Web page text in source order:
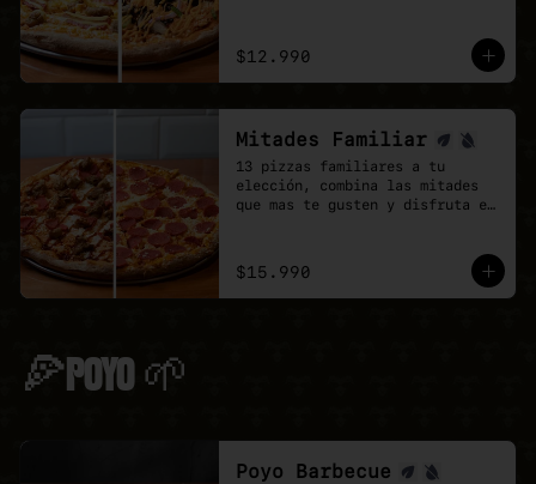
$12.990
Mitades Familiar
13 pizzas familiares a tu
elección, combina las mitades
que mas te gusten y disfruta el
$15.990
🍕POYO 🌱
Poyo Barbecue